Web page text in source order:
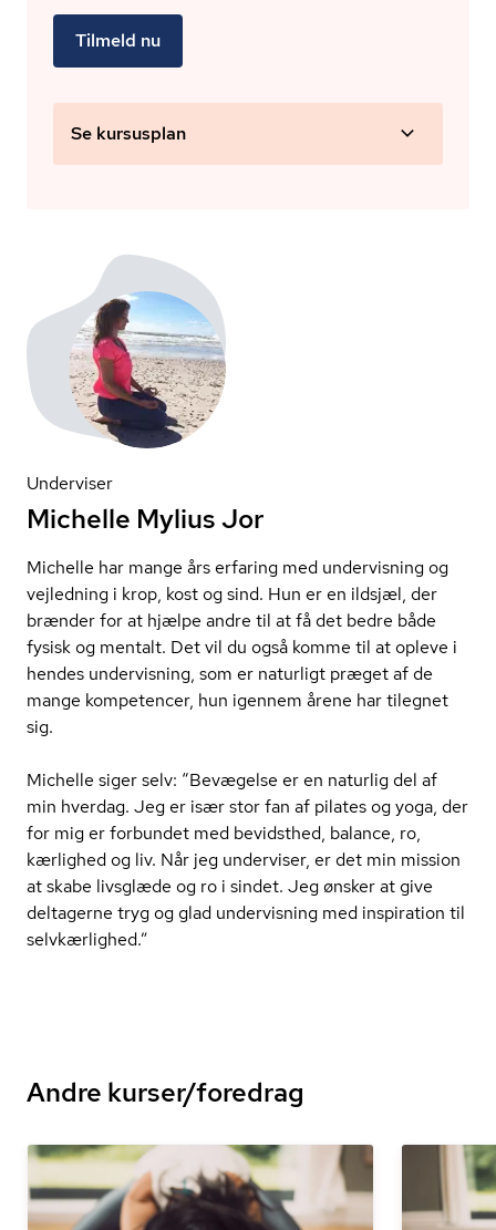
Tilmeld nu
Se kursusplan
Underviser
Michelle Mylius Jor
Michelle har mange års erfaring med undervisning og
vejledning i krop, kost og sind. Hun er en ildsjæl, der
brænder for at hjælpe andre til at få det bedre både
fysisk og mentalt. Det vil du også komme til at opleve i
hendes undervisning, som er naturligt præget af de
mange kompetencer, hun igennem årene har tilegnet
sig.
Michelle siger selv: “Bevægelse er en naturlig del af
min hverdag. Jeg er især stor fan af pilates og yoga, der
for mig er forbundet med bevidsthed, balance, ro,
kærlighed og liv. Når jeg underviser, er det min mission
at skabe livsglæde og ro i sindet. Jeg ønsker at give
deltagerne tryg og glad undervisning med inspiration til
selvkærlighed.”
Andre kurser/foredrag